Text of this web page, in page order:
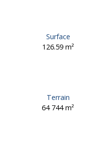
Surface
126.59 m²
Terrain
64 744m²